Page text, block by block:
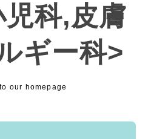
科,皮膚
ギー科>
our homepage